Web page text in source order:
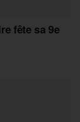
fête sa 9e